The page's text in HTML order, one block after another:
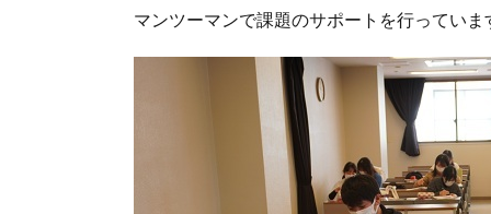
マンツーマンで課題のサポートを行っていま